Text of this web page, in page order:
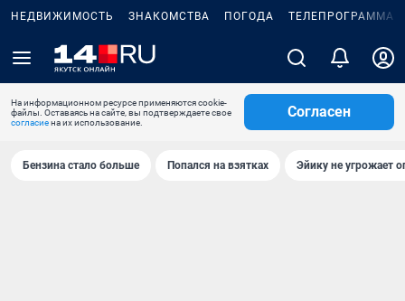
НЕДВИЖИМОСТЬ ЗНАКОМСТВА ПОГОДА ТЕЛЕПРОГРАММА
На информационном ресурсе применяются cookie-
файлы. Оставаясь на сайте, вы подтверждаете свое
согласиена их использование.
Согласен
Бензина стало больше Попался на взятках Эйику не угрожает